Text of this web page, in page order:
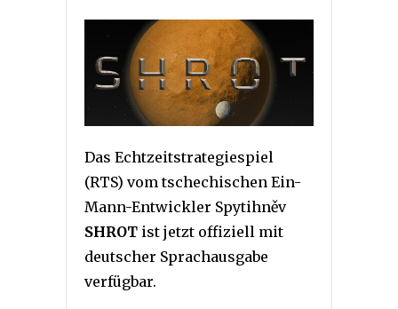
Das Echtzeitstrategiespiel
(RTS) vom tschechischen Ein-
Mann-Entwickler Spytihněv
SHROT ist jetzt offiziell mit
deutscher Sprachausgabe
verfügbar.